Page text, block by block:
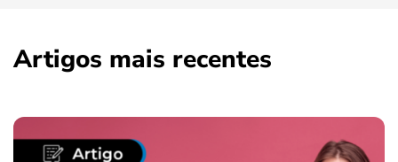
Artigos mais recentes